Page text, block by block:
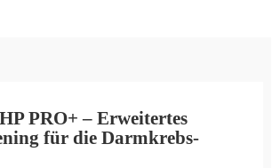
PRO+ – Erweitertes
für die Darmkrebs-